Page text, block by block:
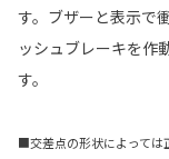
す。ブザーと表示で
ッシュブレーキを作
す。
■交差点の形状によって